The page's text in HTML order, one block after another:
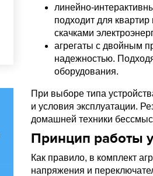
линейно-
подходит для
скачками
агрегаты с двойным
надежностью.
оборудования.
При выборе типа
и условия эксплуатации.
домашней техники
Принцип работы
Как правило, в комплект
напряжения и